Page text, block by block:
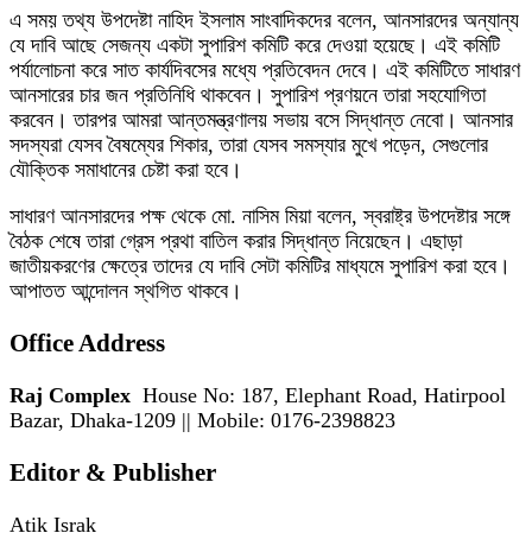
এ সময় তথ্য উপদেষ্টা নাহিদ ইসলাম সাংবাদিকদের বলেন, আনসারদের অন্যান্য
যে দাবি আছে সেজন্য একটা সুপারিশ কমিটি করে দেওয়া হয়েছে। এই কমিটি
পর্যালোচনা করে সাত কার্যদিবসের মধ্যে প্রতিবেদন দেবে। এই কমিটিতে সাধারণ
আনসারের চার জন প্রতিনিধি থাকবেন। সুপারিশ প্রণয়নে তারা সহযোগিতা
করবেন। তারপর আমরা আন্তমন্ত্রণালয় সভায় বসে সিদ্ধান্ত নেবো। আনসার
সদস্যরা যেসব বৈষম্যের শিকার, তারা যেসব সমস্যার মুখে পড়েন, সেগুলোর
যৌক্তিক সমাধানের চেষ্টা করা হবে।
সাধারণ আনসারদের পক্ষ থেকে মো. নাসিম মিয়া বলেন, স্বরাষ্ট্র উপদেষ্টার সঙ্গে
বৈঠক শেষে তারা গ্রেস প্রথা বাতিল করার সিদ্ধান্ত নিয়েছেন। এছাড়া
জাতীয়করণের ক্ষেত্রে তাদের যে দাবি সেটা কমিটির মাধ্যমে সুপারিশ করা হবে।
আপাতত আন্দোলন স্থগিত থাকবে।
Office Address
Raj Complex House No: 187, Elephant Road, Hatirpool
Bazar, Dhaka-1209 || Mobile: 0176-2398823
Editor & Publisher
Atik Israk